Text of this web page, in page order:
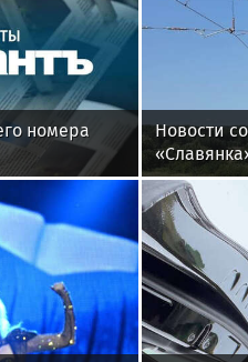
номера
Новости